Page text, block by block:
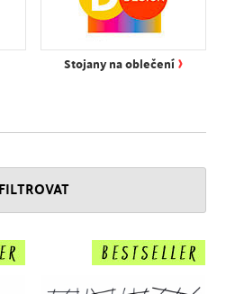
Stojany na oblečení ›
FILTROVAT